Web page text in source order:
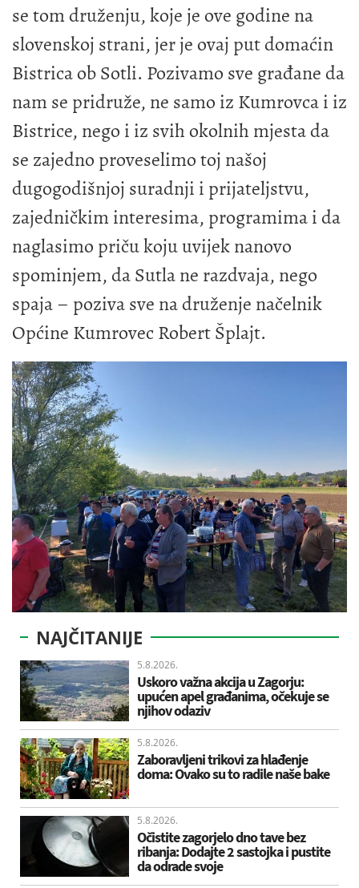
se tom druženju, koje je ove godine na
slovenskoj strani, jer je ovaj put domaćin
Bistrica ob Sotli. Pozivamo sve građane da
nam se pridruže, ne samo iz Kumrovca i iz
Bistrice, nego i iz svih okolnih mjesta da
se zajedno proveselimo toj našoj
dugogodišnjoj suradnji i prijateljstvu,
zajedničkim interesima, programima i da
naglasimo priču koju uvijek nanovo
spominjem, da Sutla ne razdvaja, nego
spaja – poziva sve na druženje načelnik
Općine Kumrovec Robert Šplajt.
NAJČITANIJE
5.8.2026.
Uskoro važna akcija u Zagorju:
upućen apel građanima, očekuje se
njihov odaziv
5.8.2026.
Zaboravljeni trikovi za hlađenje
doma: Ovako su to radile naše bake
5.8.2026.
Očistite zagorjelo dno tave bez
ribanja: Dodajte 2 sastojka i pustite
da odrade svoje